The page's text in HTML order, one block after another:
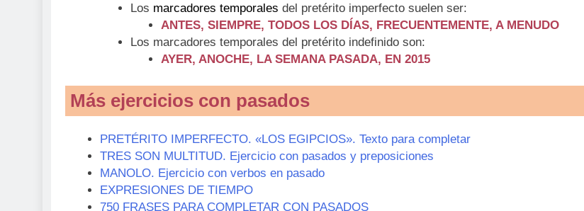
Los marcadores temporales del pretérito imperfecto suelen ser:
ANTES, SIEMPRE, TODOS LOS DÍAS, FRECUENTEMENTE, A MENUDO
Los marcadores temporales del pretérito indefinido son:
AYER, ANOCHE, LA SEMANA PASADA, EN 2015
Más ejercicios con pasados
PRETÉRITO IMPERFECTO. «LOS EGIPCIOS». Texto para completar
TRES SON MULTITUD. Ejercicio con pasados y preposiciones
MANOLO. Ejercicio con verbos en pasado
EXPRESIONES DE TIEMPO
750 FRASES PARA COMPLETAR CON PASADOS